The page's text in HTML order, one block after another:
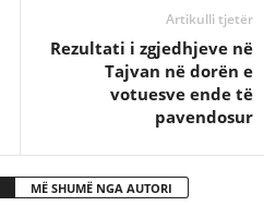
Artikulli tjetër
Rezultati i zgjedhjeve në
Tajvan në dorën e
votuesve ende të
pavendosur
MË SHUMË NGA AUTORI